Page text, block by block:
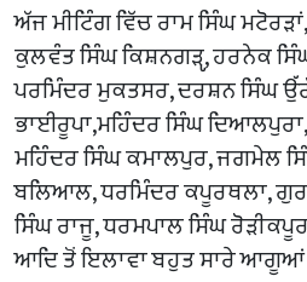
ਅੱਜ ਮੀਟਿੰਗ ਵਿੱਚ ਰਾਮ ਸਿੰਘ
ਕੁਲਵੰਤ ਸਿੰਘ ਕਿਸ਼ਨਗੜੵ, ਹਰਨੇਕ
ਪਰਮਿੰਦਰ ਮੁਕਤਸਰ, ਦਰਸ਼ਨ ਸਿੰਘ
ਭਾਈਰੂਪਾ,ਮਹਿੰਦਰ ਸਿੰਘ
ਮਹਿੰਦਰ ਸਿੰਘ ਕਮਾਲਪੁਰ, ਜਗਮੇਲ
ਬਲਿਆਲ, ਧਰਮਿੰਦਰ ਕਪੂਰਥਲਾ,
ਸਿੰਘ ਰਾਜੂ, ਧਰਮਪਾਲ ਸਿੰਘ
ਆਦਿ ਤੋਂ ਇਲਾਵਾ ਬਹੁਤ ਸਾਰੇ ਆਗੂਆਂ